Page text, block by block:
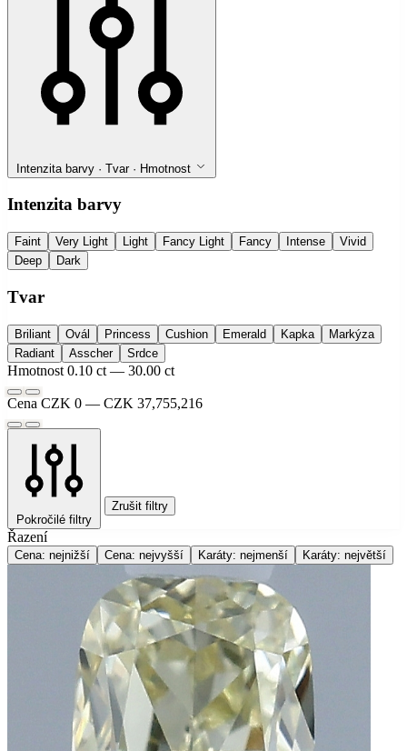
Intenzita barvy · Tvar · Hmotnost
Intenzita barvy
Faint Very Light Light Fancy Light Fancy Intense
Vivid
Deep
Dark
Tvar
Briliant Ovál Princess Cushion Emerald Kapka
Markýza
Radiant
Asscher Srdce
Hmotnost 0.10 ct — 30.00 ct
Cena CZK 0 — CZK 37,755,216
Pokročilé filtry
Zrušit filtry
Řazení
Cena: nejnižší Cena: nejvyšší Karáty: nejmenší Karáty: největší